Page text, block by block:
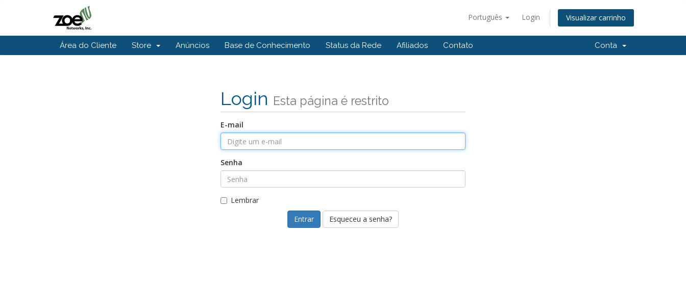
Português Login Visualizar carrinho
Área do Cliente Store Anúncios Base de Conhecimento Status da Rede Afiliados Contato Conta
Login Esta página é restrito
E-mail
Senha
Lembrar
Esqueceu a senha?